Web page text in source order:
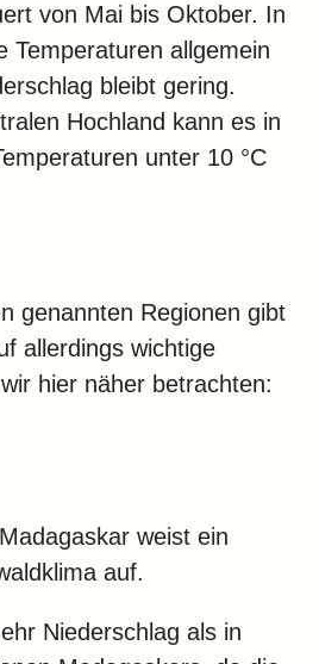
von Mai bis Oktober. In
Temperaturen allgemein
bleibt gering.
Hochland kann es in
unter 10 °C
genannten Regionen gibt
allerdings wichtige
hier näher betrachten:
weist ein
auf.
Niederschlag als in